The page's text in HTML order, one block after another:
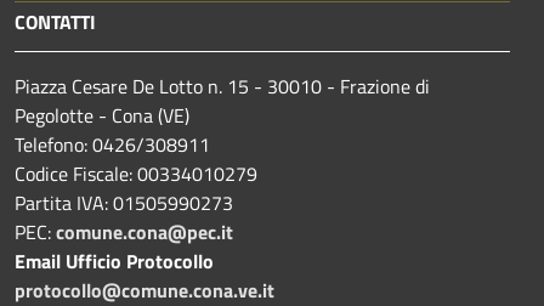
CONTATTI
Piazza Cesare De Lotto n. 15 - 30010 - Frazione di
Pegolotte - Cona (VE)
Telefono: 0426/308911
Codice Fiscale: 00334010279
Partita IVA: 01505990273
PEC:comune.cona@pec.it
Email Ufficio Protocollo
protocollo@comune.cona.ve.it